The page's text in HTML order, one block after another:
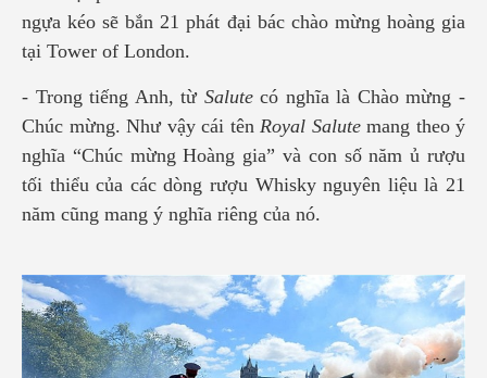
ngựa kéo sẽ bắn 21 phát đại bác chào mừng hoàng gia
tại Tower of London.
- Trong tiếng Anh, từ Salutecó nghĩa là Chào mừng -
Chúc mừng. Như vậy cái tên Royal Salutemang theo ý
nghĩa “Chúc mừng Hoàng gia” và con số năm ủ rượu
tối thiểu của các dòng rượu Whisky nguyên liệu là 21
năm cũng mang ý nghĩa riêng của nó.